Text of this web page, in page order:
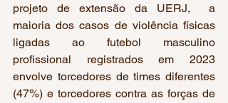
projeto de extensão da UERJ,  a
maioria dos casos de violência físicas
ligadas ao futebol masculino
profissional registrados em 2023
envolve torcedores de times diferentes
(47%) e torcedores contra as forças de